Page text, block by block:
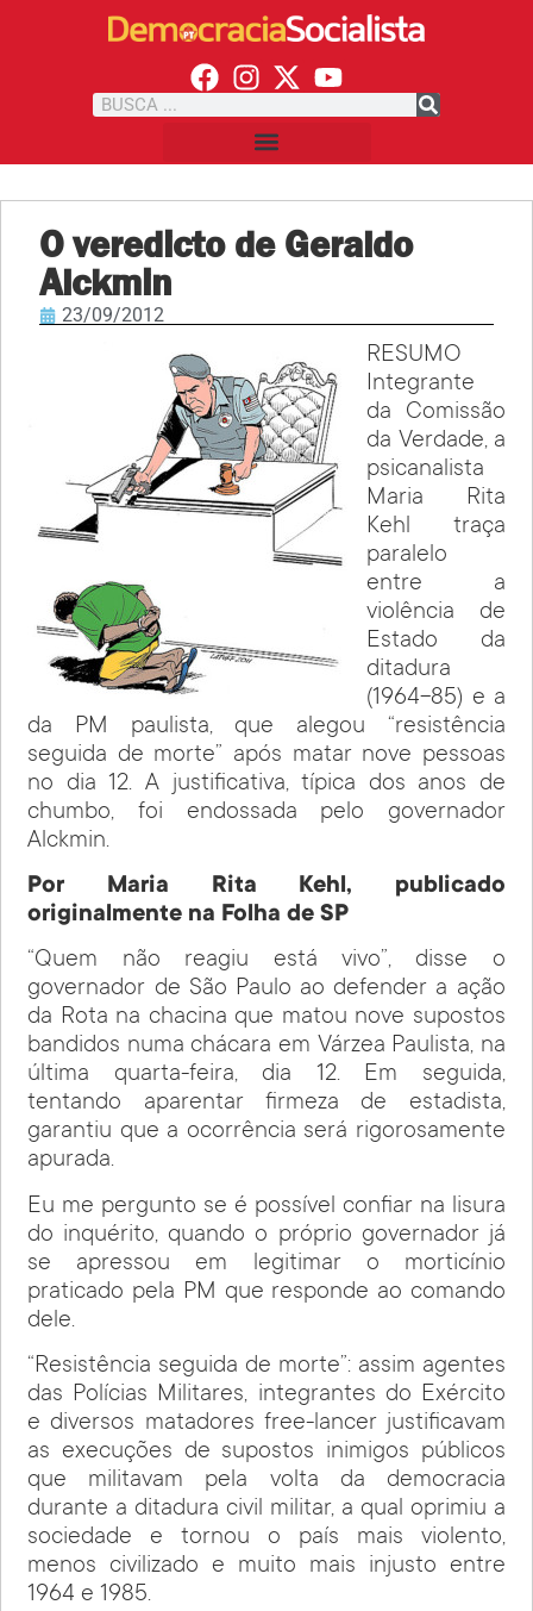
O veredicto de Geraldo
Alckmin
23/09/2012
RESUMO
Integrante
da Comissão
da Verdade, a
psicanalista
Maria Rita
Kehl traça
paralelo
entre a
violência de
Estado da
ditadura
(1964-85) e a
da PM paulista, que alegou “resistência
seguida de morte” após matar nove pessoas
no dia 12. A justificativa, típica dos anos de
chumbo, foi endossada pelo governador
Alckmin.
Por Maria Rita Kehl, publicado
originalmente na Folha de SP
“Quem não reagiu está vivo”, disse o
governador de São Paulo ao defender a ação
da Rota na chacina que matou nove supostos
bandidos numa chácara em Várzea Paulista, na
última quarta-feira, dia 12. Em seguida,
tentando aparentar firmeza de estadista,
garantiu que a ocorrência será rigorosamente
apurada.
Eu me pergunto se é possível confiar na lisura
do inquérito, quando o próprio governador já
se apressou em legitimar o morticínio
praticado pela PM que responde ao comando
dele.
“Resistência seguida de morte”: assim agentes
das Polícias Militares, integrantes do Exército
e diversos matadores free-lancer justificavam
as execuções de supostos inimigos públicos
que militavam pela volta da democracia
durante a ditadura civil militar, a qual oprimiu a
sociedade e tornou o país mais violento,
menos civilizado e muito mais injusto entre
1964 e 1985.